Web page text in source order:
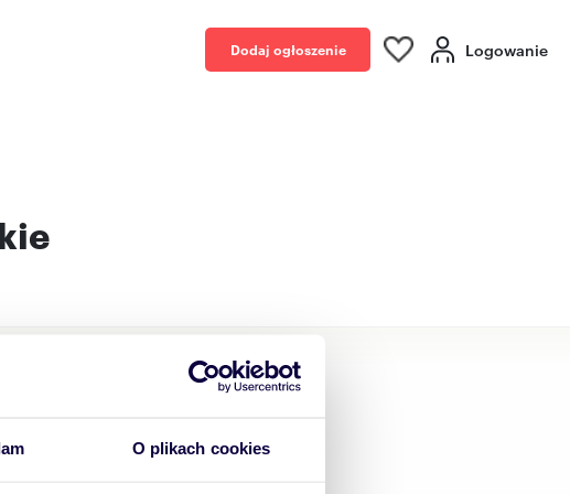
O plikach cookies
Dodaj ogłoszenie Logowanie
Warszawa, mazowieckie